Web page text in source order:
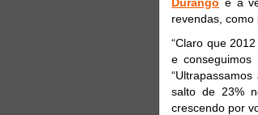
revendas, como
“Claro que
e conseguimos
salto de 23%
crescendo por